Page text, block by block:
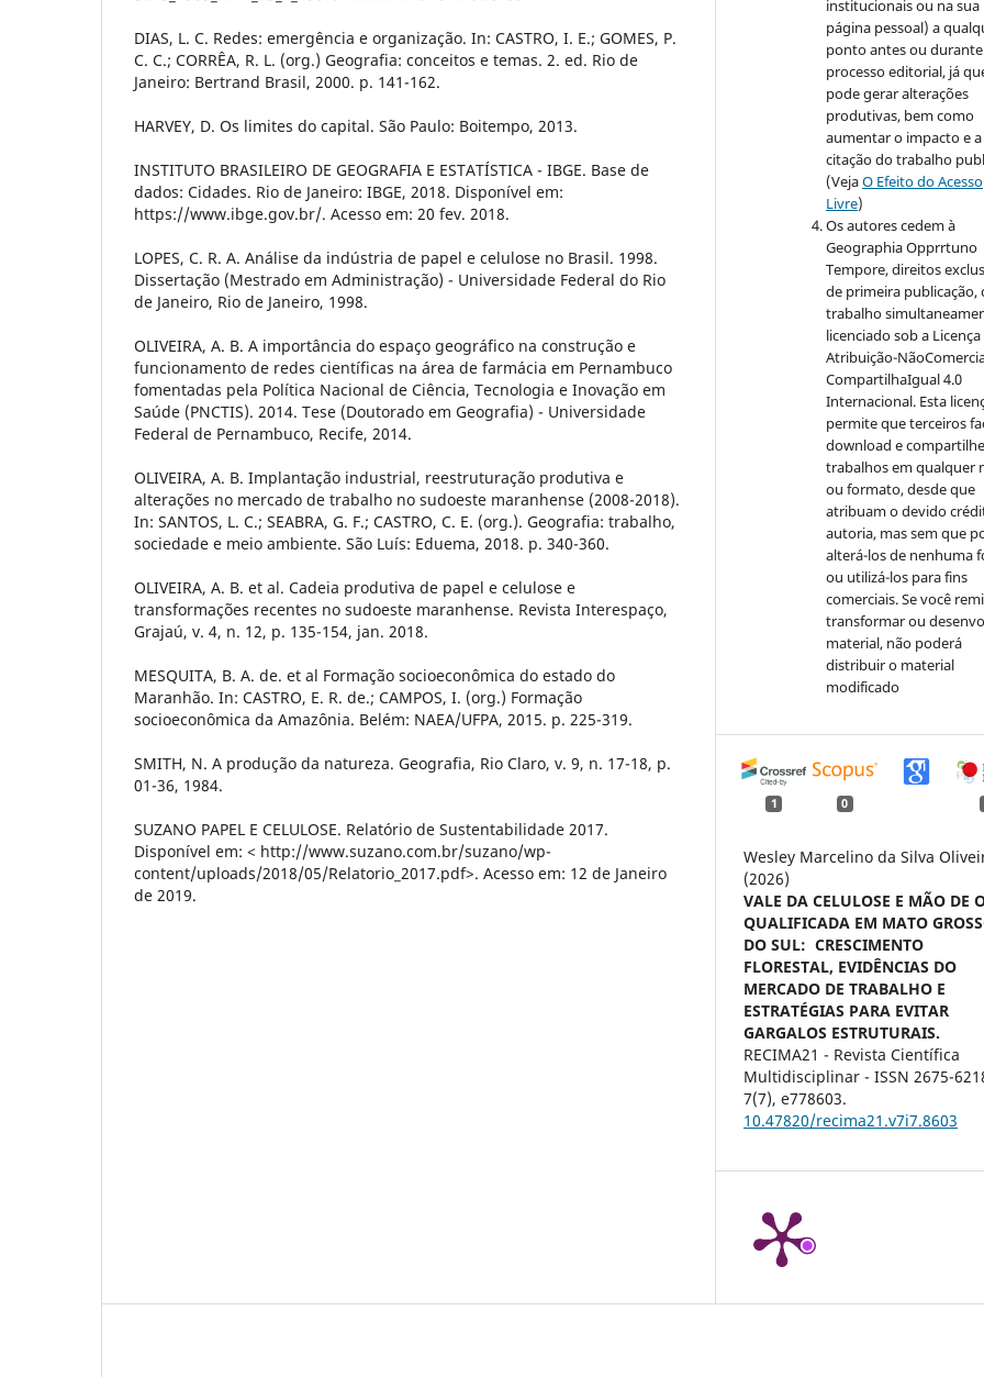
DIAS, L. C. Redes: emergência e organização. In: CASTRO, I. E.; GOMES, P.
C. C.; CORRÊA, R. L. (org.) Geografia: conceitos e temas. 2. ed. Rio de
Janeiro: Bertrand Brasil, 2000. p. 141-162.
HARVEY, D. Os limites do capital. São Paulo: Boitempo, 2013.
INSTITUTO BRASILEIRO DE GEOGRAFIA E ESTATÍSTICA - IBGE. Base de
dados: Cidades. Rio de Janeiro: IBGE, 2018. Disponível em:
https://www.ibge.gov.br/. Acesso em: 20 fev. 2018.
LOPES, C. R. A. Análise da indústria de papel e celulose no Brasil. 1998.
Dissertação (Mestrado em Administração) - Universidade Federal do Rio
de Janeiro, Rio de Janeiro, 1998.
OLIVEIRA, A. B. A importância do espaço geográfico na construção e
funcionamento de redes científicas na área de farmácia em Pernambuco
fomentadas pela Política Nacional de Ciência, Tecnologia e Inovação em
Saúde (PNCTIS). 2014. Tese (Doutorado em Geografia) - Universidade
Federal de Pernambuco, Recife, 2014.
OLIVEIRA, A. B. Implantação industrial, reestruturação produtiva e
alterações no mercado de trabalho no sudoeste maranhense (2008-2018).
In: SANTOS, L. C.; SEABRA, G. F.; CASTRO, C. E. (org.). Geografia: trabalho,
sociedade e meio ambiente. São Luís: Eduema, 2018. p. 340-360.
OLIVEIRA, A. B. et al. Cadeia produtiva de papel e celulose e
transformações recentes no sudoeste maranhense. Revista Interespaço,
Grajaú, v. 4, n. 12, p. 135-154, jan. 2018.
MESQUITA, B. A. de. et al Formação socioeconômica do estado do
Maranhão. In: CASTRO, E. R. de.; CAMPOS, I. (org.) Formação
socioeconômica da Amazônia. Belém: NAEA/UFPA, 2015. p. 225-319.
SMITH, N. A produção da natureza. Geografia, Rio Claro, v. 9, n. 17-18, p.
01-36, 1984.
SUZANO PAPEL E CELULOSE. Relatório de Sustentabilidade 2017.
Disponível em: < http://www.suzano.com.br/suzano/wp-
content/uploads/2018/05/Relatorio_2017.pdf>. Acesso em: 12 de Janeiro
de 2019.
institucionais ou na sua
página pessoal) a
ponto antes ou
processo editorial, já
pode gerar alterações
produtivas, bem como
aumentar o impacto e a
citação do trabalho
(VejaO Efeito do Acesso
Livre)
Os autores cedem à
Geographia Opprrtuno
Tempore, direitos
de primeira publicação,
trabalho
licenciado sob a Licença
Atribuição-
CompartilhaIgual 4.0
Internacional. Esta
permite que terceiros
download e
trabalhos em qualquer
ou formato, desde que
atribuam o devido
autoria, mas sem que
alterá-los de nenhuma
ou utilizá-los para fins
comerciais. Se você
transformar ou
material, não poderá
distribuir o material
modificado
1 0
Wesley Marcelino da Silva
(2026)
VALE DA CELULOSE E MÃO DE
QUALIFICADA EM MATO
DO SUL: CRESCIMENTO
FLORESTAL, EVIDÊNCIAS DO
MERCADO DE TRABALHO E
ESTRATÉGIAS PARA EVITAR
GARGALOS ESTRUTURAIS.
RECIMA21 - Revista Científica
Multidisciplinar - ISSN 2675-
7(7),e778603.
10.47820/recima21.v7i7.8603